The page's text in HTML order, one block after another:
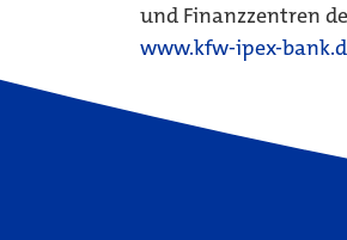
und Finanzzentren
www.kfw-ipex-